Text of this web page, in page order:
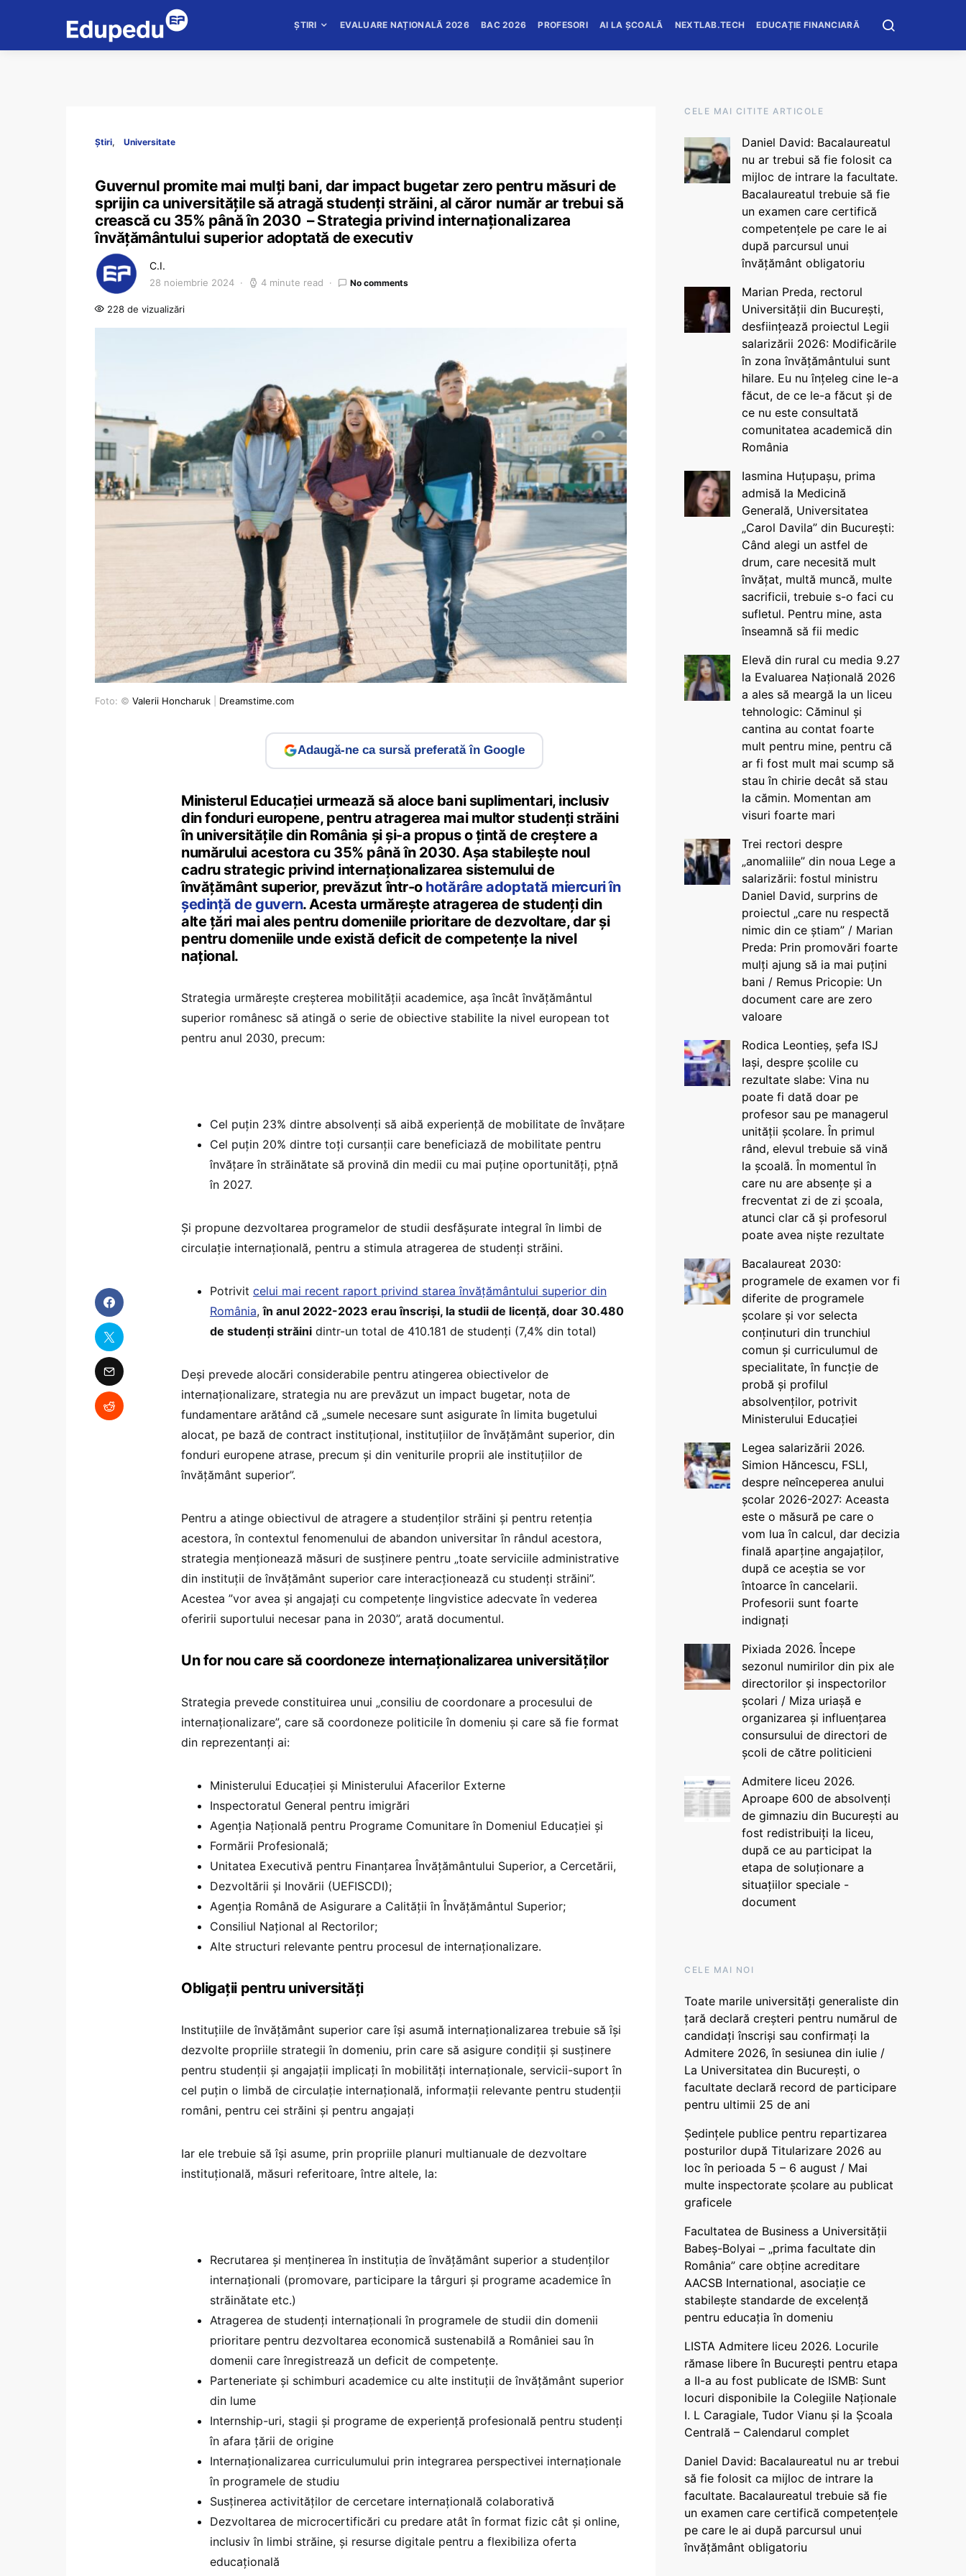
ȘTIRI EVALUARE NAȚIONALĂ 2026 BAC 2026 PROFESORI AI LA ȘCOALĂ NEXTLAB.TECH EDUCAȚIE FINANCIARĂ
Știri Universitate
Guvernul promite mai mulți bani, dar impact bugetar zero pentru măsuri de
sprijin ca universitățile să atragă studenți străini, al căror număr ar trebui să
crească cu 35% până în 2030 – Strategia privind internaționalizarea
învățământului superior adoptată de executiv
C.I.
28 noiembrie 2024 4 minute read No comments
228 de vizualizări
Foto: © Valerii Honcharuk Dreamstime.com
Adaugă-ne ca sursă preferată în Google
Ministerul Educației urmează să aloce bani suplimentari, inclusiv
din fonduri europene, pentru atragerea mai multor studenți străini
în universitățile din România și și-a propus o țintă de creștere a
numărului acestora cu 35% până în 2030. Așa stabilește noul
cadru strategic privind internaționalizarea sistemului de
învățământ superior, prevăzut într-o hotărâre adoptată miercuri în
ședință de guvern. Acesta urmărește atragerea de studenți din
alte țări mai ales pentru domeniile prioritare de dezvoltare, dar și
pentru domeniile unde există deficit de competențe la nivel
național.
Strategia urmărește creșterea mobilității academice, așa încât învățământul
superior românesc să atingă o serie de obiective stabilite la nivel european tot
pentru anul 2030, precum:
Cel puțin 23% dintre absolvenți să aibă experiență de mobilitate de învățare
Cel puțin 20% dintre toți cursanții care beneficiază de mobilitate pentru
învățare în străinătate să provină din medii cu mai puține oportunități, pțnă
în 2027.
Și propune dezvoltarea programelor de studii desfășurate integral în limbi de
circulație internațională, pentru a stimula atragerea de studenți străini.
Potrivit celui mai recent raport privind starea învățământului superior din
România,în anul 2022-2023 erau înscriși, la studii de licență, doar 30.480
de studenți străini dintr-un total de 410.181 de studenți (7,4% din total)
Deși prevede alocări considerabile pentru atingerea obiectivelor de
internaționalizare, strategia nu are prevăzut un impact bugetar, nota de
fundamentare arătând că „sumele necesare sunt asigurate în limita bugetului
alocat, pe bază de contract instituțional, instituțiilor de învățământ superior, din
fonduri europene atrase, precum și din veniturile proprii ale instituțiilor de
învățământ superior”.
Pentru a atinge obiectivul de atragere a studenților străini și pentru retenția
acestora, în contextul fenomenului de abandon universitar în rândul acestora,
strategia menționează măsuri de susținere pentru „toate serviciile administrative
din instituții de învățământ superior care interacționează cu studenți străini”.
Acestea ”vor avea și angajați cu competențe lingvistice adecvate în vederea
oferirii suportului necesar pana in 2030”, arată documentul.
Un for nou care să coordoneze internaționalizarea universităților
Strategia prevede constituirea unui „consiliu de coordonare a procesului de
internaționalizare”, care să coordoneze politicile în domeniu și care să fie format
din reprezentanți ai:
Ministerului Educației și Ministerului Afacerilor Externe
Inspectoratul General pentru imigrări
Agenția Națională pentru Programe Comunitare în Domeniul Educației și
Formării Profesională;
Unitatea Executivă pentru Finanțarea Învățământului Superior, a Cercetării,
Dezvoltării și Inovării (UEFISCDI);
Agenția Română de Asigurare a Calității în Învățământul Superior;
Consiliul Național al Rectorilor;
Alte structuri relevante pentru procesul de internaționalizare.
Obligații pentru universități
Instituțiile de învățământ superior care își asumă internaționalizarea trebuie să își
dezvolte propriile strategii în domeniu, prin care să asigure condiții și susținere
pentru studenții și angajații implicați în mobilități internaționale, servicii-suport în
cel puțin o limbă de circulație internațională, informații relevante pentru studenții
români, pentru cei străini și pentru angajați
Iar ele trebuie să își asume, prin propriile planuri multianuale de dezvoltare
instituțională, măsuri referitoare, între altele, la:
Recrutarea și menținerea în instituția de învățământ superior a studenților
internaționali (promovare, participare la târguri și programe academice în
străinătate etc.)
Atragerea de studenți internaționali în programele de studii din domenii
prioritare pentru dezvoltarea economică sustenabilă a României sau în
domenii care înregistrează un deficit de competențe.
Parteneriate și schimburi academice cu alte instituții de învățământ superior
din lume
Internship-uri, stagii și programe de experiență profesională pentru studenți
în afara țării de origine
Internaționalizarea curriculumului prin integrarea perspectivei internaționale
în programele de studiu
Susținerea activităților de cercetare internațională colaborativă
Dezvoltarea de microcertificări cu predare atât în format fizic cât și online,
inclusiv în limbi străine, și resurse digitale pentru a flexibiliza oferta
educațională
CELE MAI CITITE ARTICOLE
Daniel David: Bacalaureatul
nu ar trebui să fie folosit ca
mijloc de intrare la facultate.
Bacalaureatul trebuie să fie
un examen care certifică
competențele pe care le ai
după parcursul unui
învățământ obligatoriu
Marian Preda, rectorul
Universității din București,
desființează proiectul Legii
salarizării 2026: Modificările
în zona învățământului sunt
hilare. Eu nu înțeleg cine le-a
făcut, de ce le-a făcut și de
ce nu este consultată
comunitatea academică din
România
Iasmina Huțupașu, prima
admisă la Medicină
Generală, Universitatea
„Carol Davila” din București:
Când alegi un astfel de
drum, care necesită mult
învățat, multă muncă, multe
sacrificii, trebuie s-o faci cu
sufletul. Pentru mine, asta
înseamnă să fii medic
Elevă din rural cu media 9.27
la Evaluarea Națională 2026
a ales să meargă la un liceu
tehnologic: Căminul și
cantina au contat foarte
mult pentru mine, pentru că
ar fi fost mult mai scump să
stau în chirie decât să stau
la cămin. Momentan am
visuri foarte mari
Trei rectori despre
„anomaliile” din noua Lege a
salarizării: fostul ministru
Daniel David, surprins de
proiectul „care nu respectă
nimic din ce știam” / Marian
Preda: Prin promovări foarte
mulți ajung să ia mai puțini
bani / Remus Pricopie: Un
document care are zero
valoare
Rodica Leontieș, șefa ISJ
Iași, despre școlile cu
rezultate slabe: Vina nu
poate fi dată doar pe
profesor sau pe managerul
unității școlare. În primul
rând, elevul trebuie să vină
la școală. În momentul în
care nu are absențe și a
frecventat zi de zi școala,
atunci clar că și profesorul
poate avea niște rezultate
Bacalaureat 2030:
programele de examen vor fi
diferite de programele
școlare și vor selecta
conținuturi din trunchiul
comun și curriculumul de
specialitate, în funcție de
probă și profilul
absolvenților, potrivit
Ministerului Educației
Legea salarizării 2026.
Simion Hăncescu, FSLI,
despre neînceperea anului
școlar 2026-2027: Aceasta
este o măsură pe care o
vom lua în calcul, dar decizia
finală aparține angajaților,
după ce aceștia se vor
întoarce în cancelarii.
Profesorii sunt foarte
indignați
Pixiada 2026. Începe
sezonul numirilor din pix ale
directorilor și inspectorilor
școlari / Miza uriașă e
organizarea și influențarea
consursului de directori de
școli de către politicieni
Admitere liceu 2026.
Aproape 600 de absolvenți
de gimnaziu din București au
fost redistribuiți la liceu,
după ce au participat la
etapa de soluționare a
situațiilor speciale -
document
CELE MAI NOI
Toate marile universități generaliste din
țară declară creșteri pentru numărul de
candidați înscriși sau confirmați la
Admitere 2026, în sesiunea din iulie /
La Universitatea din București, o
facultate declară record de participare
pentru ultimii 25 de ani
Ședințele publice pentru repartizarea
posturilor după Titularizare 2026 au
loc în perioada 5 – 6 august / Mai
multe inspectorate școlare au publicat
graficele
Facultatea de Business a Universității
Babeș-Bolyai – „prima facultate din
România” care obține acreditare
AACSB International, asociație ce
stabilește standarde de excelență
pentru educația în domeniu
LISTA Admitere liceu 2026. Locurile
rămase libere în București pentru etapa
a II-a au fost publicate de ISMB: Sunt
locuri disponibile la Colegiile Naționale
I. L Caragiale, Tudor Vianu și la Școala
Centrală – Calendarul complet
Daniel David: Bacalaureatul nu ar trebui
să fie folosit ca mijloc de intrare la
facultate. Bacalaureatul trebuie să fie
un examen care certifică competențele
pe care le ai după parcursul unui
învățământ obligatoriu